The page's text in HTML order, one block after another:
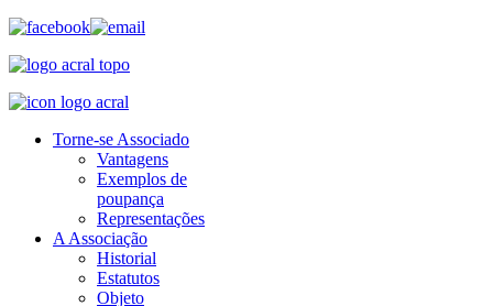
Torne-se Associado
Vantagens
Exemplos de
poupança
Representações
A Associação
Historial
Estatutos
Objeto